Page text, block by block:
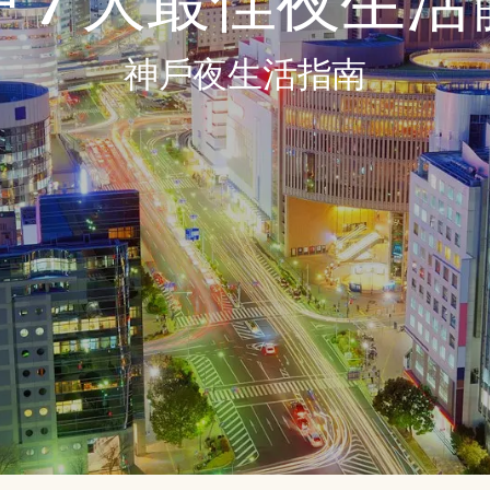
神戶夜生活指南